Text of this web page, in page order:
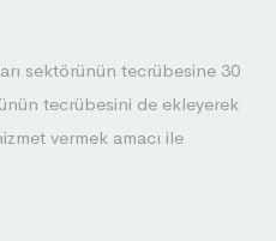
sektörünün tecrübesine 30
tecrübesini de ekleyerek
vermek amacı ile